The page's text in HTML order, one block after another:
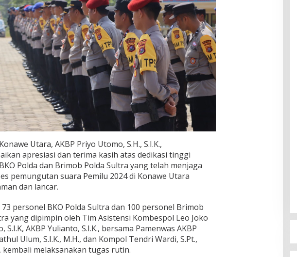
Utara, AKBP Priyo Utomo, S.H., S.I.K.,
apresiasi dan terima kasih atas dedikasi tinggi
Polda dan Brimob Polda Sultra yang telah menjaga
pemungutan suara Pemilu 2024 di Konawe Utara
dan lancar.
73 personel BKO Polda Sultra dan 100 personel Brimob
yang dipimpin oleh Tim Asistensi Kombespol Leo Joko
S.I.K, AKBP Yulianto, S.I.K., bersama Pamenwas AKBP
Ulum, S.I.K., M.H., dan Kompol Tendri Wardi, S.Pt.,
kembali melaksanakan tugas rutin.